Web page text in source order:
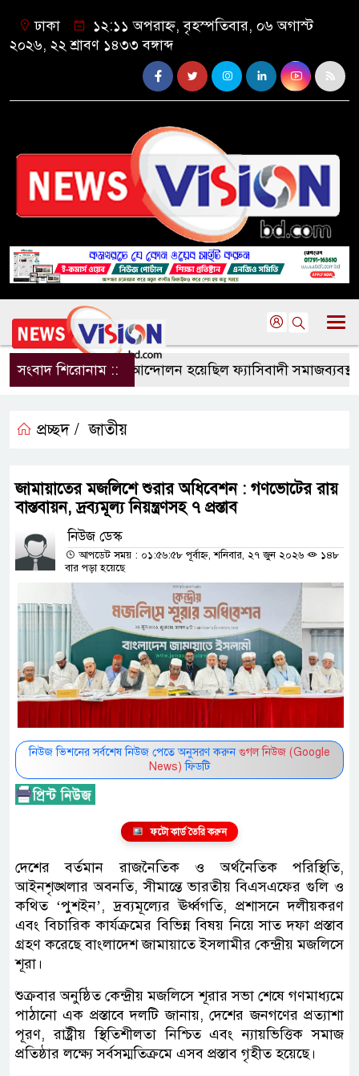
ঢাকা
১২:১১ অপরাহ্ন, বৃহস্পতিবার, ০৬ অগাস্ট
২০২৬, ২২ শ্রাবণ ১৪৩৩ বঙ্গাব্দ
সংবাদ শিরোনাম ::জুলাই আন্দোলন হয়েছিল ফ্যাসিবাদী সমাজব্যবস্থার
প্রচ্ছদ / জাতীয়
জামায়াতের মজলিশে শুরার অধিবেশন : গণভোটের রায়
বাস্তবায়ন, দ্রব্যমূল্য নিয়ন্ত্রণসহ ৭ প্রস্তাব
নিউজ ডেস্ক
আপডেট সময় : ০১:৫৬:৫৮ পূর্বাহ্ন, শনিবার, ২৭ জুন ২০২৬
১৪৮
বার পড়া হয়েছে
নিউজ ভিশনের সর্বশেষ নিউজ পেতে অনুসরণ করুন গুগল নিউজ (Google
News) ফিডটি
ফটো কার্ড তৈরি করুন
দেশের বর্তমান রাজনৈতিক ও অর্থনৈতিক পরিস্থিতি,
আইনশৃঙ্খলার অবনতি, সীমান্তে ভারতীয় বিএসএফের গুলি ও
কথিত ‘পুশইন’, দ্রব্যমূল্যের ঊর্ধ্বগতি, প্রশাসনে দলীয়করণ
এবং বিচারিক কার্যক্রমের বিভিন্ন বিষয় নিয়ে সাত দফা প্রস্তাব
গ্রহণ করেছে বাংলাদেশ জামায়াতে ইসলামীর কেন্দ্রীয় মজলিসে
শূরা।
শুক্রবার অনুষ্ঠিত কেন্দ্রীয় মজলিসে শূরার সভা শেষে গণমাধ্যমে
পাঠানো এক প্রস্তাবে দলটি জানায়, দেশের জনগণের প্রত্যাশা
পূরণ, রাষ্ট্রীয় স্থিতিশীলতা নিশ্চিত এবং ন্যায়ভিত্তিক সমাজ
প্রতিষ্ঠার লক্ষ্যে সর্বসম্মতিক্রমে এসব প্রস্তাব গৃহীত হয়েছে।